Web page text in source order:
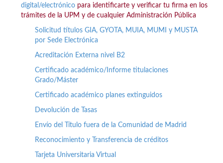
digital/electrónico para identificarte y verificar tu firma en los
trámites de la UPM y de cualquier Administración Pública
Solicitud títulos GIA, GYOTA, MUIA, MUMI y MUSTA
por Sede Electrónica
Acreditación Externa nivel B2
Certificado académico/Informe titulaciones
Grado/Máster
Certificado académico planes extinguidos
Devolución de Tasas
Envío del Título fuera de la Comunidad de Madrid
Reconocimiento y Transferencia de créditos
Tarjeta Universitaria Virtual